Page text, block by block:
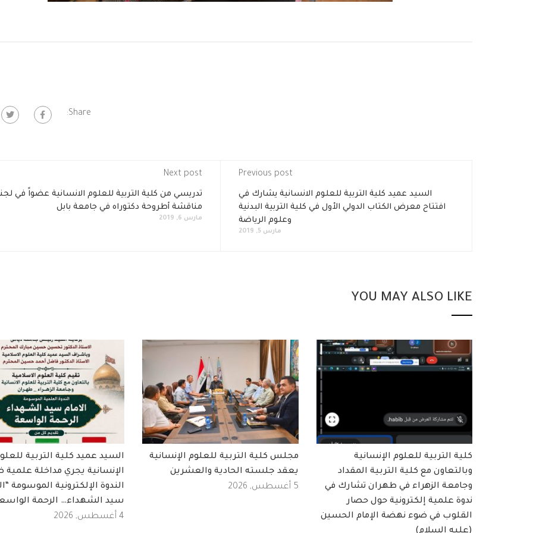
Share:
Previous post
السيد عميد كلية التربية للعلوم الانسانية يشارك في
افتتاح معرض الكتاب الدولي الأول في كلية التربية البدنية
وعلوم الرياضة
مارس 5, 2019
Next post
تدريسي من كلية التربية للعلوم الانسانية عضواً في
مناقشة أطروحة دكتوراه في جامعة بابل
مارس 6, 2019
YOU MAY ALSO LIKE
كلية التربية للعلوم الإنسانية
وبالتعاون مع كلية التربية المقداد
وجامعة الزهراء في طهران تشارك في
ندوة علمية إلكترونية حول حصار
القلوب في ضوء نهضة الإمام الحسين
مجلس كلية التربية للعلوم الإنسانية
يعقد جلسته الحادية والعشرين
5 أغسطس, 2026
السيد عميد كلية التربية
الإنسانية يجري مداخلة
الندوة الإلكترونية الموسومة
سيد الشهداء… الرحمة
4 أغسطس, 2026